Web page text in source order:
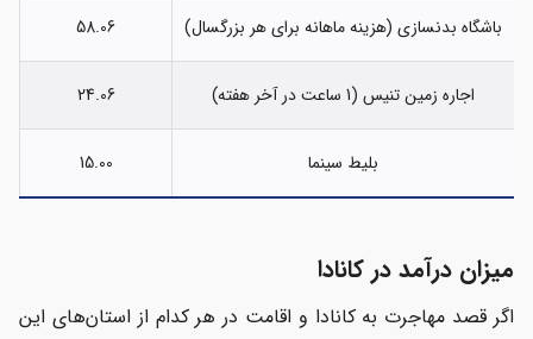
باشگاه بدنسازی (هزینه ماهانه برای هر بزرگسال) 58.06
اجاره زمین تنیس (1 ساعت در آخر هفته) 24.06
بلیط سینما 15.00
میزان درآمد در کانادا
اگر قصد مهاجرت به کانادا و اقامت در هر کدام از استان‌های این